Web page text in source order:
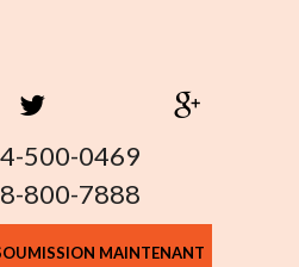
500-0469
800-7888
MAINTENANT